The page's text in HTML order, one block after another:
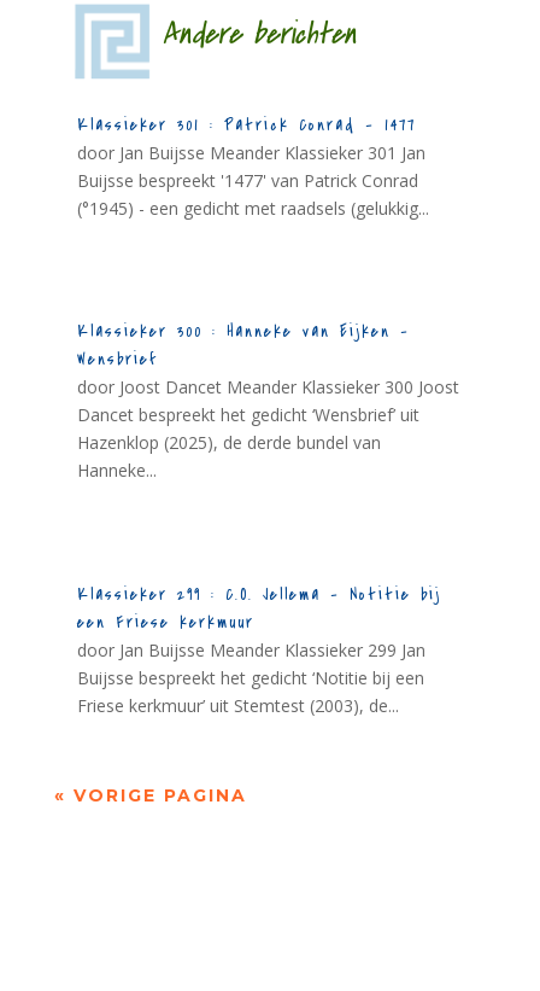
Andere berichten
Klassieker 301 : Patrick Conrad – 1477
door Jan Buijsse Meander Klassieker 301 Jan
Buijsse bespreekt '1477' van Patrick Conrad
(°1945) - een gedicht met raadsels (gelukkig...
Klassieker 300 : Hanneke van Eijken –
Wensbrief
door Joost Dancet Meander Klassieker 300 Joost
Dancet bespreekt het gedicht ‘Wensbrief’ uit
Hazenklop (2025), de derde bundel van
Hanneke...
Klassieker 299 : C.O. Jellema – Notitie bij
een Friese kerkmuur
door Jan Buijsse Meander Klassieker 299 Jan
Buijsse bespreekt het gedicht ‘Notitie bij een
Friese kerkmuur’ uit Stemtest (2003), de...
« VORIGE PAGINA